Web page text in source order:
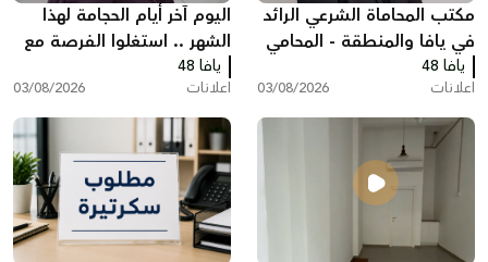
مكتب المحاماة الشرعي الرائد
في يافا والمنطقة - المحامي
عبد الفتاح محمد زبدة
يافا 48
اعلانات 03/08/2026
اليوم آخر أيام الحجامة لهذا
الشهر .. استغلوا الفرصة مع
مركز سريس
يافا 48
اعلانات 03/08/2026